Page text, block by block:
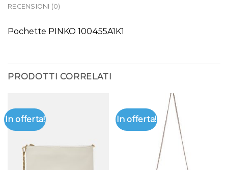
RECENSIONI (0)
Pochette PINKO 100455A1K1
PRODOTTI CORRELATI
In offerta! In offerta!